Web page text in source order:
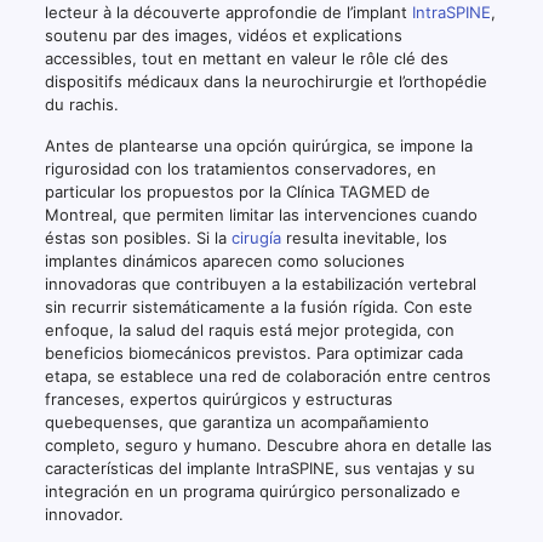
lecteur à la découverte approfondie de l’implant IntraSPINE,
soutenu par des images, vidéos et explications
accessibles, tout en mettant en valeur le rôle clé des
dispositifs médicaux dans la neurochirurgie et l’orthopédie
du rachis.
Antes de plantearse una opción quirúrgica, se impone la
rigurosidad con los tratamientos conservadores, en
particular los propuestos por la Clínica TAGMED de
Montreal, que permiten limitar las intervenciones cuando
éstas son posibles. Si la cirugíaresulta inevitable, los
implantes dinámicos aparecen como soluciones
innovadoras que contribuyen a la estabilización vertebral
sin recurrir sistemáticamente a la fusión rígida. Con este
enfoque, la salud del raquis está mejor protegida, con
beneficios biomecánicos previstos. Para optimizar cada
etapa, se establece una red de colaboración entre centros
franceses, expertos quirúrgicos y estructuras
quebequenses, que garantiza un acompañamiento
completo, seguro y humano. Descubre ahora en detalle las
características del implante IntraSPINE, sus ventajas y su
integración en un programa quirúrgico personalizado e
innovador.